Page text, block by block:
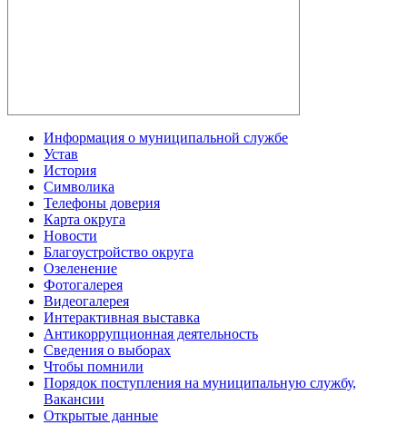
Информация о муниципальной службе
Устав
История
Символика
Телефоны доверия
Карта округа
Новости
Благоустройство округа
Озеленение
Фотогалерея
Видеогалерея
Интерактивная выставка
Антикоррупционная деятельность
Сведения о выборах
Чтобы помнили
Порядок поступления на муниципальную службу,
Вакансии
Открытые данные